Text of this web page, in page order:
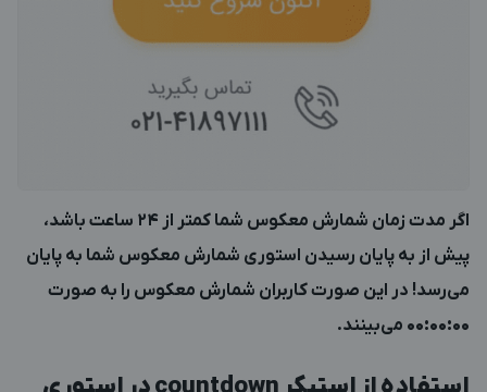
اگر مدت زمان شمارش معکوس شما کمتر از 24 ساعت باشد،
پیش از به پایان رسیدن استوری شمارش معکوس شما به پایان
می‌رسد! در این صورت کاربران شمارش معکوس را به صورت
00:00:00 می‌بینند.